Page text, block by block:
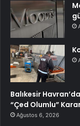
Balıkesir
“Çed Olumlu”
Ağustos 6, 2026